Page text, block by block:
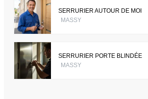
SERRURIER AUTOUR DE MOI
MASSY
SERRURIER PORTE BLINDÉE
MASSY